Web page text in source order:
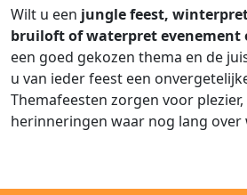
Wilt u een jungle feest,
bruiloft of waterpret evenement
een goed gekozen thema en de
u van ieder feest een
Themafeesten zorgen voor
herinneringen waar nog lang